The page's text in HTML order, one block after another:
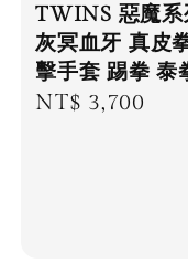
TWINS 惡魔系
灰冥血牙 真皮
擊手套 踢拳 泰
Regular
NT$ 3,700